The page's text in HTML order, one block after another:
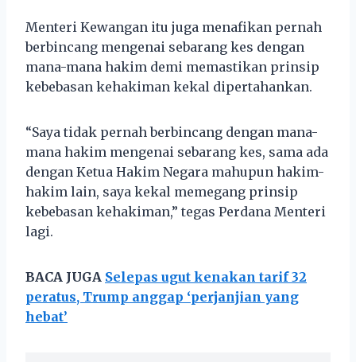
Menteri Kewangan itu juga menafikan pernah
berbincang mengenai sebarang kes dengan
mana-mana hakim demi memastikan prinsip
kebebasan kehakiman kekal dipertahankan.
“Saya tidak pernah berbincang dengan mana-
mana hakim mengenai sebarang kes, sama ada
dengan Ketua Hakim Negara mahupun hakim-
hakim lain, saya kekal memegang prinsip
kebebasan kehakiman,” tegas Perdana Menteri
lagi.
BACA JUGA Selepas ugut kenakan tarif 32
peratus, Trump anggap ‘perjanjian yang
hebat’